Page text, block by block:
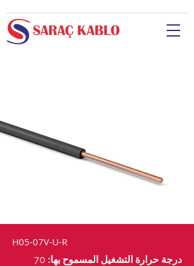
H05-07V-U-R
درجة حرارة التشغيل المسموح بها: 70